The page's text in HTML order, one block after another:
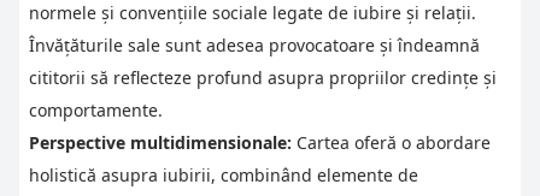
normele și convențiile sociale legate de iubire și relații.
Învățăturile sale sunt adesea provocatoare și îndeamnă
cititorii să reflecteze profund asupra propriilor credințe și
comportamente.
Perspective multidimensionale: Cartea oferă o abordare
holistică asupra iubirii, combinând elemente de